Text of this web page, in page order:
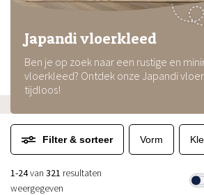
Japandi vloerkleed
Ben je op zoek naar een rustige en
vloerkleed? Ontdek onze Japandi
tijdloos!
Filter & sorteer Vorm
1-24van 321 resultaten
weergegeven